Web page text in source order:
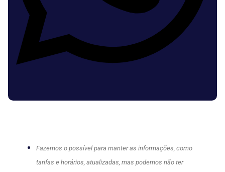
Fazemos o possível para manter as informações, como
tarifas e horários, atualizadas, mas podemos não ter